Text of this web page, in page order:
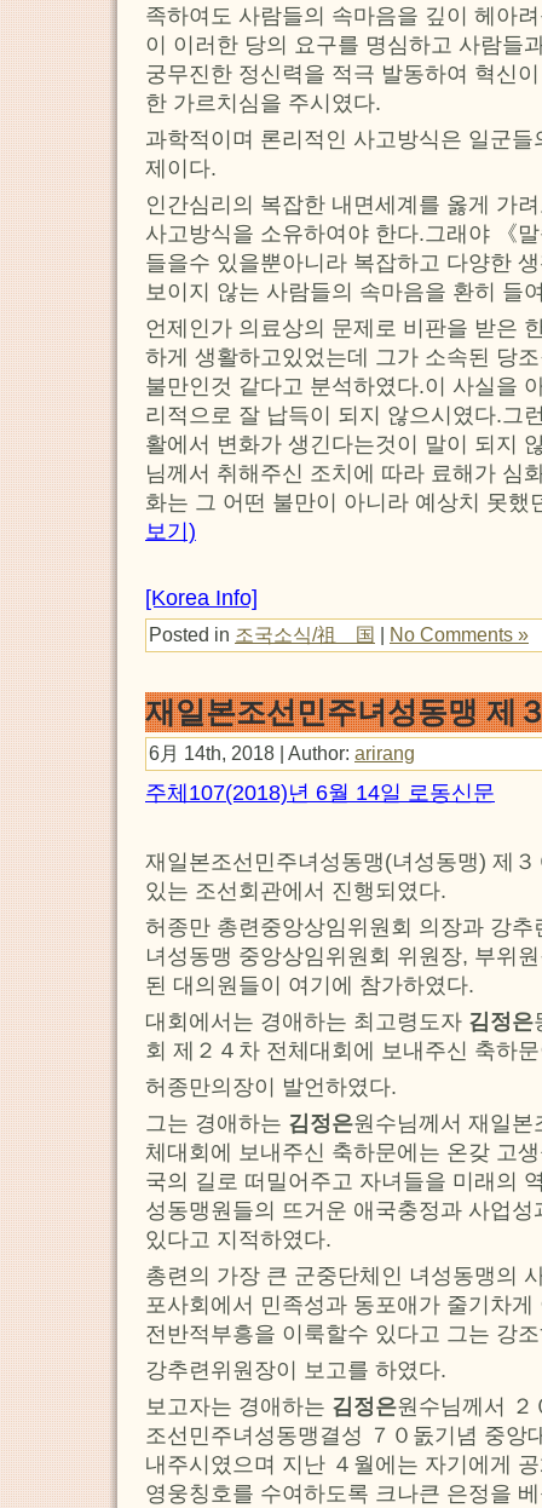
족하여도 사람들의 속마음을 깊이 헤아
이 이러한 당의 요구를 명심하고 사람들
궁무진한 정신력을 적극 발동하여 혁신
한 가르치심을 주시였다.
과학적이며 론리적인 사고방식은 일군
제이다.
인간심리의 복잡한 내면세계를 옳게 가
사고방식을 소유하여야 한다.그래야 《
들을수 있을뿐아니라 복잡하고 다양한
보이지 않는 사람들의 속마음을 환히 들
언제인가 의료상의 문제로 비판을 받은
하게 생활하고있었는데 그가 소속된 당
불만인것 같다고 분석하였다.이 사실을
리적으로 잘 납득이 되지 않으시였다.그
활에서 변화가 생긴다는것이 말이 되지
님께서 취해주신 조치에 따라 료해가 심
화는 그 어떤 불만이 아니라 예상치 못했
보기)
[Korea Info]
Posted in 조국소식/祖 国 | No Comments »
재일본조선민주녀성동맹 제
6月 14th, 2018 | Author: arirang
주체107(2018)년 6월 14일 로동신문
재일본조선민주녀성동맹(녀성동맹) 제
있는 조선회관에서 진행되였다.
허종만 총련중앙상임위원회 의장과 강
녀성동맹 중앙상임위원회 위원장, 부위
된 대의원들이 여기에 참가하였다.
대회에서는 경애하는 최고령도자 김정은
회 제２４차 전체대회에 보내주신 축하
허종만의장이 발언하였다.
그는 경애하는 김정은원수님께서 재일
체대회에 보내주신 축하문에는 온갖 고
국의 길로 떠밀어주고 자녀들을 미래의
성동맹원들의 뜨거운 애국충정과 사업
있다고 지적하였다.
총련의 가장 큰 군중단체인 녀성동맹의
포사회에서 민족성과 동포애가 줄기차
전반적부흥을 이룩할수 있다고 그는 강
강추련위원장이 보고를 하였다.
보고자는 경애하는 김정은원수님께서 ２
조선민주녀성동맹결성 ７０돐기념 중앙
내주시였으며 지난 ４월에는 자기에게
영웅칭호를 수여하도록 크나큰 은정을